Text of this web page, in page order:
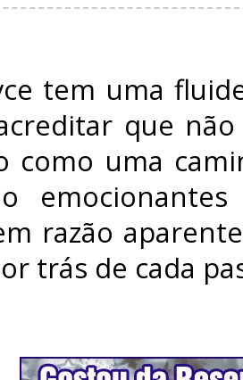
tem uma
que
como uma
razão
trás de cada